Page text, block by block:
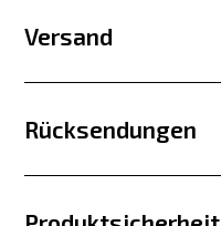
Versand
Rücksendungen